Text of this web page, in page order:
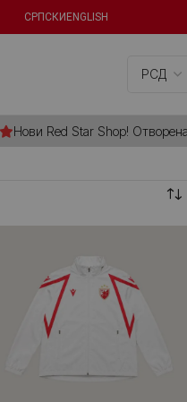
СРПСКИ ENGLISH
Нови Red Star Shop! Отворена